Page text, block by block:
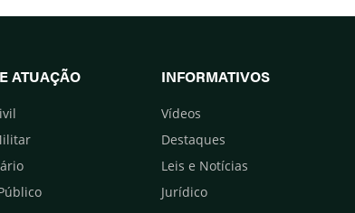
ATUAÇÃO INFORMATIVOS
Vídeos
Destaques
Leis e Notícias
Jurídico